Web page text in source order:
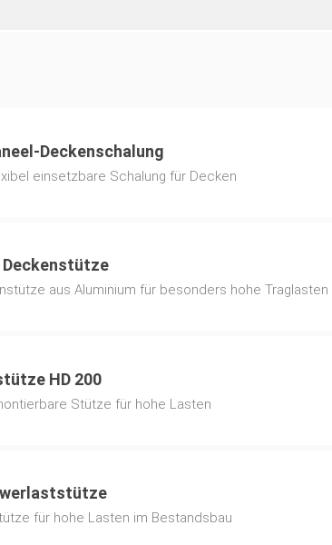
Als Aufstellhilfen werden
Deckenschalung
einsetzbare Schalung für Decken
Deckenstütze
aus Aluminium für besonders hohe Traglasten
HD 200
Stütze für hohe Lasten
für hohe Lasten im Bestandsbau